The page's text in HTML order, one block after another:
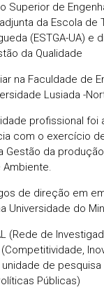
Superior de
da Escola de
(ESTGA-UA) e
da Qualidade
na Faculdade de
Lusiada -
profissional foi
com o exercício
Gestão da
Ambiente.
de direção em
Universidade do
(Rede de
(Competitividade,
de pesquisa
Públicas)